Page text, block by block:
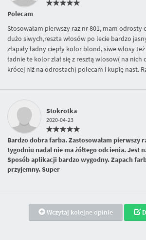
Polecam
Stosowałam pierwszy raz nr 801, mam
dużo siwych,reszta włosów po lecie bardzo
złapały ładny ciepły kolor blond, siwe wlosy
ładnie te kolor zlał się z resztą wlosow( na nich
krócej niż na odrostach) polecam i kupię nast.
Stokrotka
2020-04-23
Bardzo dobra farba. Zastosowałam pierwszy
tygodniu nadal nie ma żółtego odcienia. Jest
Sposób aplikacji bardzo wygodny. Zapach
przyjemny. Super
Wczytaj kolejne opinie